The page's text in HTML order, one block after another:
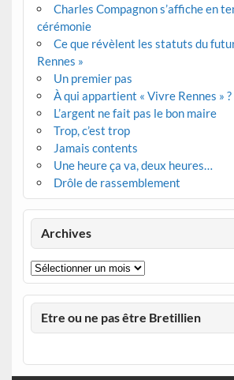
Charles Compagnon s’affiche en
cérémonie
Ce que révèlent les statuts du
Rennes »
Un premier pas
À qui appartient « Vivre Rennes » ?
L’argent ne fait pas le bon maire
Trop, c’est trop
Jamais contents
Une heure ça va, deux heures…
Drôle de rassemblement
Archives
Archives
Etre ou ne pas être Bretillien